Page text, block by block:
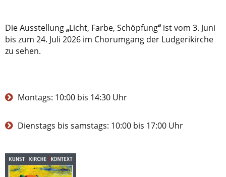
Die Ausstellung„Licht, Farbe, Schöpfung“ ist vom 3. Juni
bis zum 24. Juli 2026 im Chorumgang der Ludgerikirche
zu sehen.
Montags: 10:00 bis 14:30 Uhr
Dienstags bis samstags: 10:00 bis 17:00 Uhr